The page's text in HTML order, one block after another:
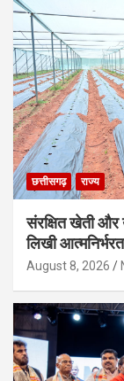
छत्तीसगढ़ राज्य
संरक्षित खेती
लिखी
August 8, 2026